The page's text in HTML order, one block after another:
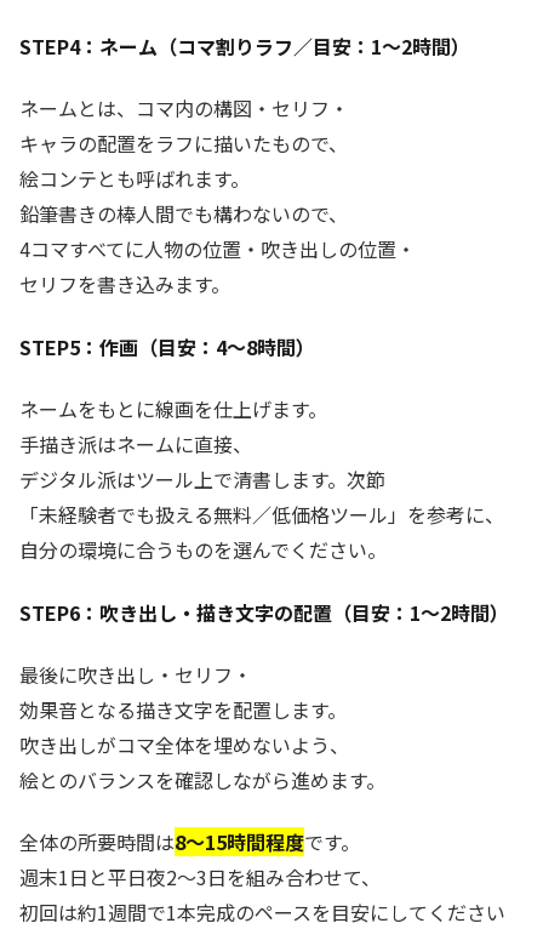
STEP4：ネーム（コマ割りラフ／目安：1〜2時間）
ネームとは、コマ内の構図・セリフ・
キャラの配置をラフに描いたもので、
絵コンテとも呼ばれます。
鉛筆書きの棒人間でも構わないので、
4コマすべてに人物の位置・吹き出しの位置・
セリフを書き込みます。
STEP5：作画（目安：4〜8時間）
ネームをもとに線画を仕上げます。
手描き派はネームに直接、
デジタル派はツール上で清書します。次節
「未経験者でも扱える無料／低価格ツール」を参考に、
自分の環境に合うものを選んでください。
STEP6：吹き出し・描き文字の配置（目安：1〜2時間）
最後に吹き出し・セリフ・
効果音となる描き文字を配置します。
吹き出しがコマ全体を埋めないよう、
絵とのバランスを確認しながら進めます。
全体の所要時間は8〜15時間程度です。
週末1日と平日夜2〜3日を組み合わせて、
初回は約1週間で1本完成のペースを目安にしてください